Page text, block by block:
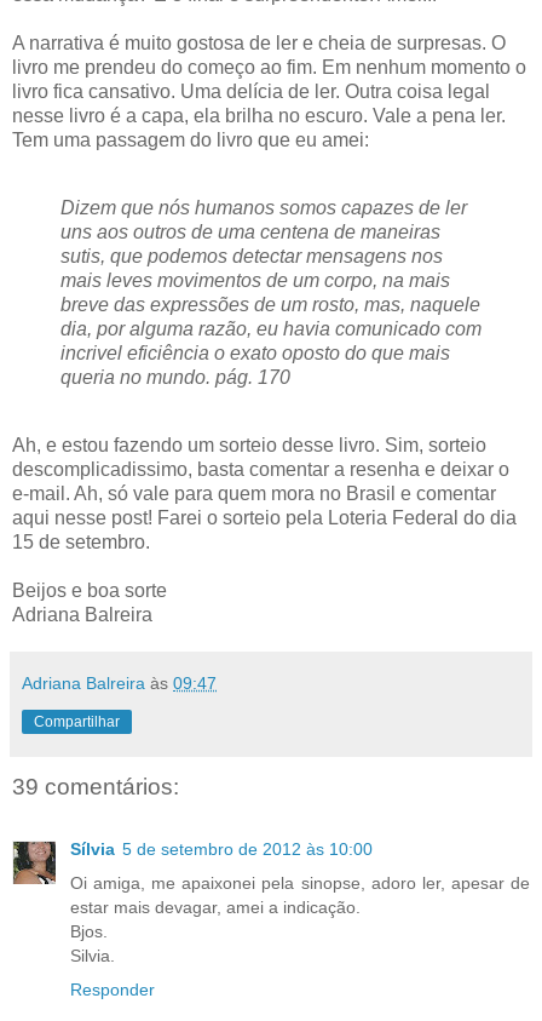
A narrativa é muito gostosa de ler e cheia de surpresas. O
livro me prendeu do começo ao fim. Em nenhum momento o
livro fica cansativo. Uma delícia de ler. Outra coisa legal
nesse livro é a capa, ela brilha no escuro. Vale a pena ler.
Tem uma passagem do livro que eu amei:
Dizem que nós humanos somos capazes de ler
uns aos outros de uma centena de maneiras
sutis, que podemos detectar mensagens nos
mais leves movimentos de um corpo, na mais
breve das expressões de um rosto, mas, naquele
dia, por alguma razão, eu havia comunicado com
incrivel eficiência o exato oposto do que mais
queria no mundo. pág. 170
Ah, e estou fazendo um sorteio desse livro. Sim, sorteio
descomplicadissimo, basta comentar a resenha e deixar o
e-mail. Ah, só vale para quem mora no Brasil e comentar
aqui nesse post! Farei o sorteio pela Loteria Federal do dia
15 de setembro.
Beijos e boa sorte
Adriana Balreira
Adriana Balreira às 09:47
Compartilhar
39 comentários:
Sílvia 5 de setembro de 2012 às 10:00
Oi amiga, me apaixonei pela sinopse, adoro ler, apesar de
estar mais devagar, amei a indicação.
Bjos.
Silvia.
Responder